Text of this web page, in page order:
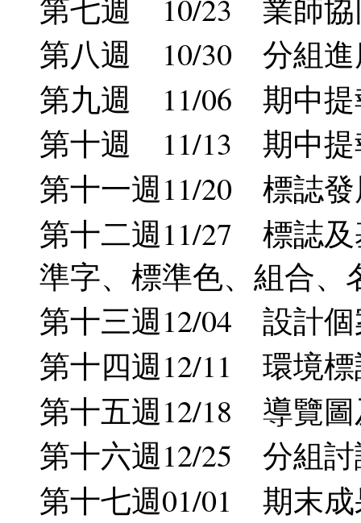
第七週 10/23 業師協
第八週 10/30 分組進
第九週 11/06 期中提
第十週 11/13 期中提
第十一週11/20 標誌發
第十二週11/27 標誌
準字、標準色、組合、
第十三週12/04 設計
第十四週12/11 環境
第十五週12/18 導覽
第十六週12/25 分組討
第十七週01/01 期末成